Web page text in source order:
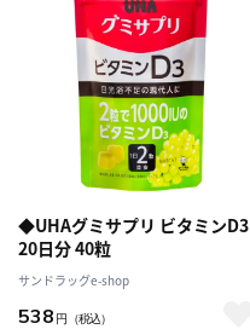
◆UHAグミサプリ ビタミンD3
20日分 40粒
サンドラッグe-shop
538 円 （税込）